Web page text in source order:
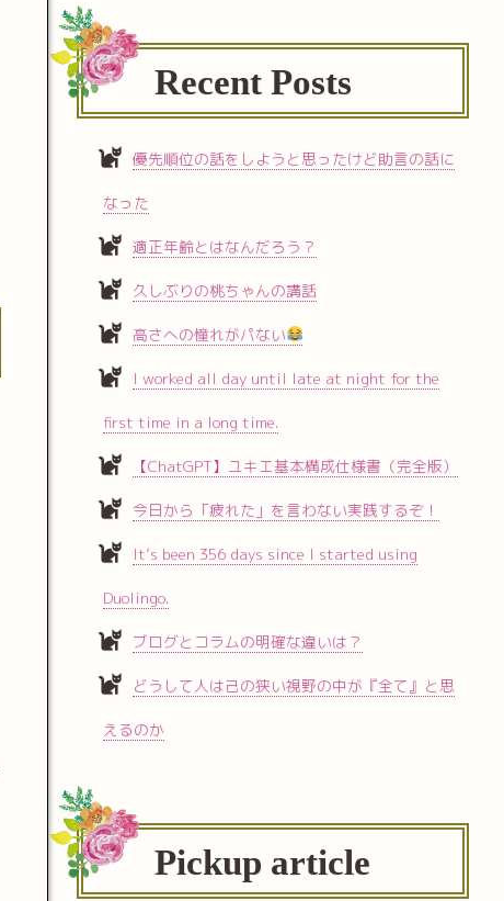
Recent Posts
優先順位の話をしようと思ったけど助言の話に
なった
適正年齢とはなんだろう？
久しぶりの桃ちゃんの講話
高さへの憧れがパない
I worked all day until late at night for the
first time in a long time.
【ChatGPT】ユキエ基本構成仕様書（完全版）
今日から「疲れた」を言わない実践するぞ！
It’s been 356 days since I started using
Duolingo.
ブログとコラムの明確な違いは？
どうして人は己の狭い視野の中が『全て』と思
えるのか
Pickup article